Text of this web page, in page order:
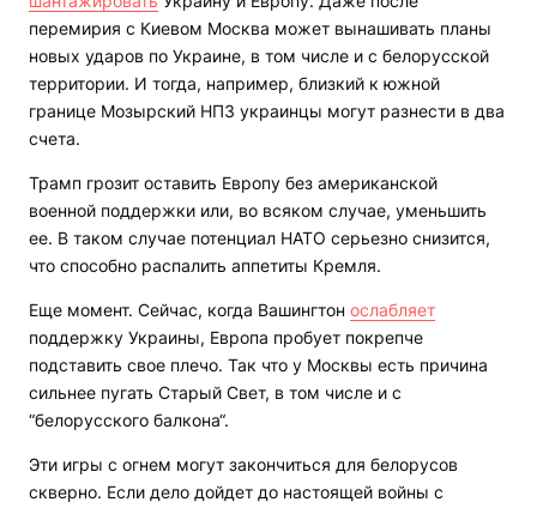
перемирия с Киевом Москва может вынашивать планы
новых ударов по Украине, в том числе и с белорусской
территории. И тогда, например, близкий к южной
границе Мозырский НПЗ украинцы могут разнести в два
счета.
Трамп грозит оставить Европу без американской
военной поддержки или, во всяком случае, уменьшить
ее. В таком случае потенциал НАТО серьезно снизится,
что способно распалить аппетиты Кремля.
Еще момент. Сейчас, когда Вашингтон ослабляет
поддержку Украины, Европа пробует покрепче
подставить свое плечо. Так что у Москвы есть причина
сильнее пугать Старый Свет, в том числе и с
“белорусского балкона“.
Эти игры с огнем могут закончиться для белорусов
скверно. Если дело дойдет до настоящей войны с